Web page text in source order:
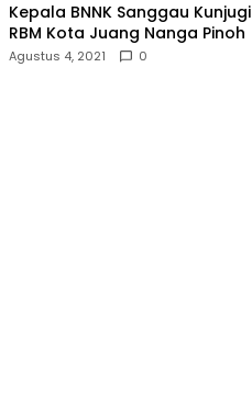
Kepala BNNK Sanggau Kunjugi
RBM Kota Juang Nanga Pinoh
Agustus 4, 2021 0